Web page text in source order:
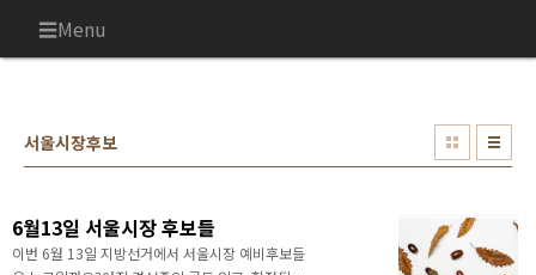
Menu
서울시장후보
6월13일 서울시장 후보들
이번 6월 13일 지방선거에서 서울시장 예비후보들